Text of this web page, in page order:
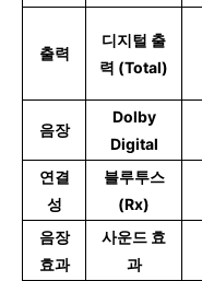
출력
디지털 출
력 (Total)
음장
Dolby
Digital
연결
성
블루투스
(Rx)
음장
효과
사운드 효
과